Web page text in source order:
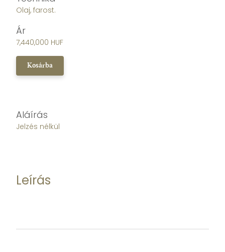
Olaj, farost.
Ár
7,440,000 HUF
Kosárba
Aláírás
Jelzés nélkül
Leírás